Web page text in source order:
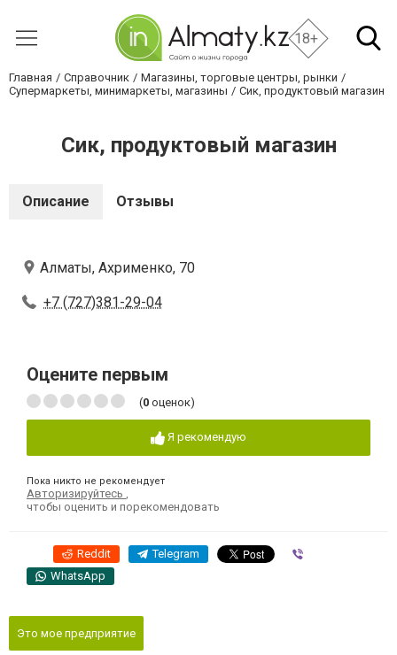
18+
Главная Справочник
Магазины, торговые центры, рынки
Супермаркеты, минимаркеты, магазины
Сик, продуктовый магазин
Сик, продуктовый магазин
Описание Отзывы
Алматы, Ахрименко, 70
+7 (727)381-29-04
Оцените первым
(0 оценок)
Я рекомендую
Пока никто не рекомендует
Авторизируйтесь
чтобы оценить и порекомендовать
Reddit Telegram
WhatsApp
Это мое предприятие